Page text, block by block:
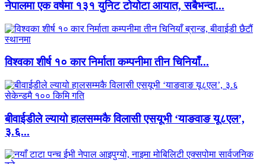
नेपालमा एक वर्षमा १३१ युनिट टोयोटा आयात, सबैभन्दा...
विश्वका शीर्ष १० कार निर्माता कम्पनीमा तीन चिनियाँ...
बीवाईडीले ल्यायो हालसम्मकै विलासी एसयूभी ‘याङवाङ यू८एल’,
३.६...